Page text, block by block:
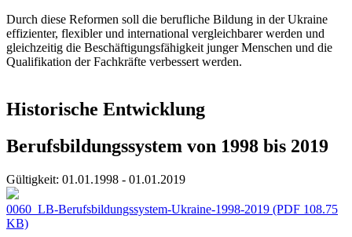
Durch diese Reformen soll die berufliche Bildung in der Ukraine
effizienter, flexibler und international vergleichbarer werden und
gleichzeitig die Beschäftigungsfähigkeit junger Menschen und die
Qualifikation der Fachkräfte verbessert werden.
Historische Entwicklung
Berufsbildungssystem von 1998 bis 2019
Gültigkeit: 01.01.1998 - 01.01.2019
0060_LB-Berufsbildungssystem-Ukraine-1998-2019 (PDF 108.75
KB)